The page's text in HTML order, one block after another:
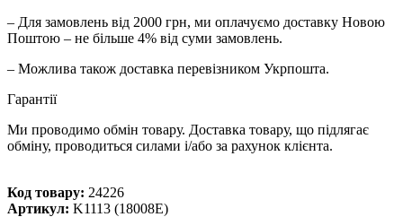
– Для замовлень від 2000 грн, ми оплачуємо доставку Новою
Поштою – не більше 4% від суми замовлень.
– Можлива також доставка перевізником Укрпошта.
Гарантії
Ми проводимо обмін товару. Доставка товару, що підлягає
обміну, проводиться силами і/або за рахунок клієнта.
Код товару: 24226
Артикул: K1113 (18008E)